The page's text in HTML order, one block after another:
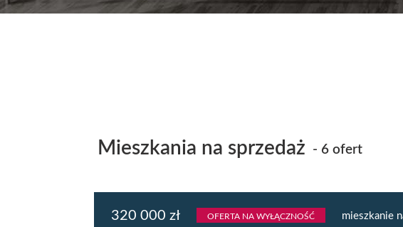
Mieszkania na sprzedaż - 6 ofert
320 000 zł OFERTA NA WYŁĄCZNOŚĆ mieszkanie